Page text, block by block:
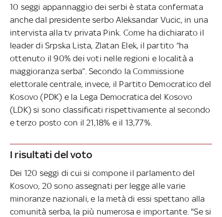
10 seggi appannaggio dei serbi è stata confermata
anche dal presidente serbo Aleksandar Vucic, in una
intervista alla tv privata Pink. Come ha dichiarato il
leader di Srpska Lista, Zlatan Elek, il partito “ha
ottenuto il 90% dei voti nelle regioni e località a
maggioranza serba”. Secondo la Commissione
elettorale centrale, invece, il Partito Democratico del
Kosovo (PDK) e la Lega Democratica del Kosovo
(LDK) si sono classificati rispettivamente al secondo
e terzo posto con il 21,18% e il 13,77%.
I risultati del voto
Dei 120 seggi di cui si compone il parlamento del
Kosovo, 20 sono assegnati per legge alle varie
minoranze nazionali, e la metà di essi spettano alla
comunità serba, la più numerosa e importante. "Se si